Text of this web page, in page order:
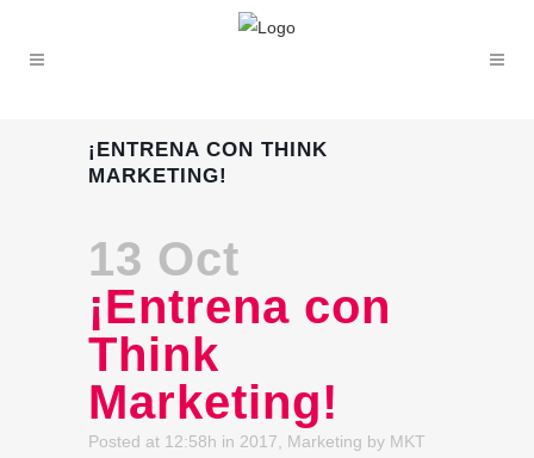
¡ENTRENA CON THINK
MARKETING!
13 Oct
¡Entrena con
Think
Marketing!
Posted at 12:58h in 2017 Marketing by MKT